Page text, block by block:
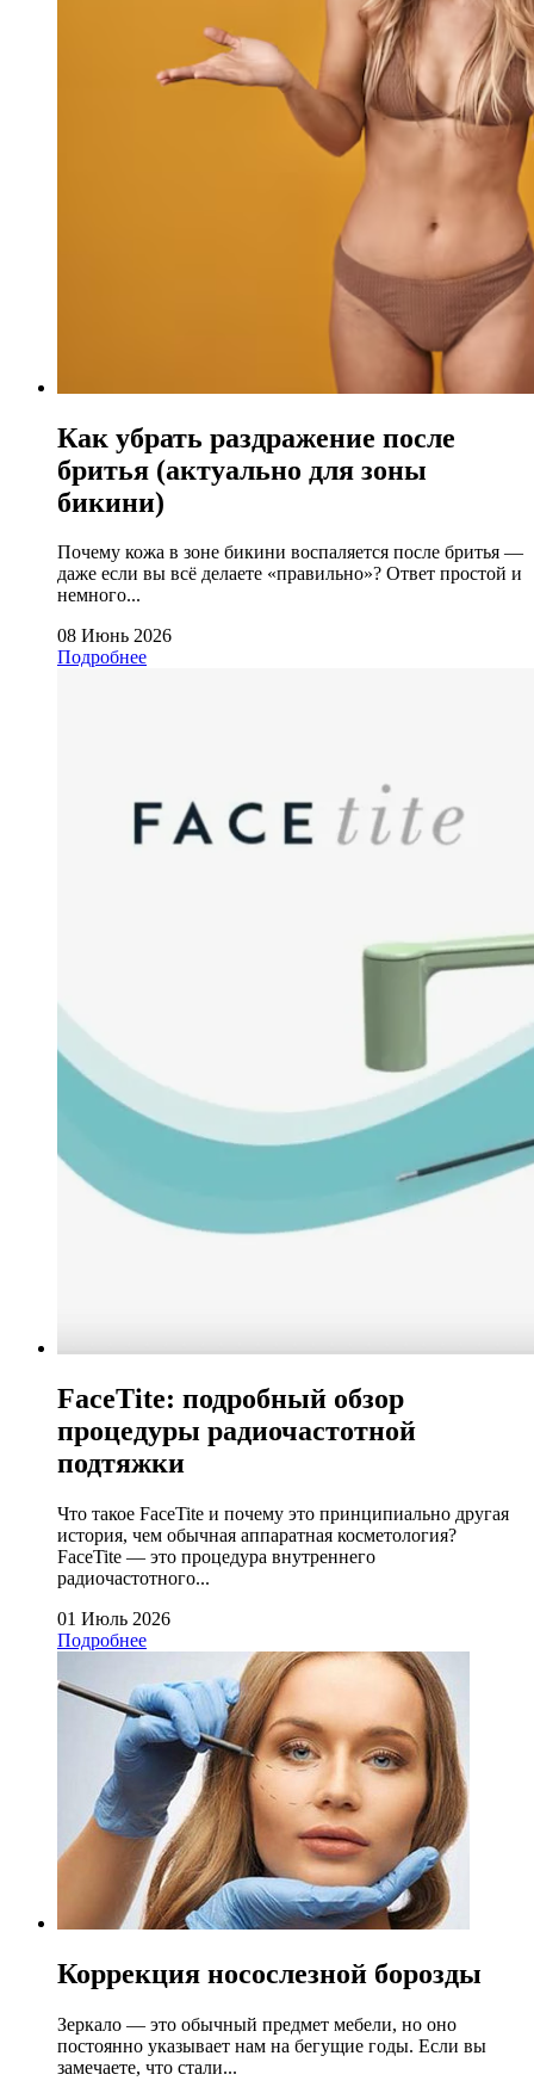
Как убрать раздражение после
бритья (актуально для зоны
бикини)
Почему кожа в зоне бикини воспаляется после бритья —
даже если вы всё делаете «правильно»? Ответ простой и
немного...
08 Июнь 2026
Подробнее
FaceTite: подробный обзор
процедуры радиочастотной
подтяжки
Что такое FaceTite и почему это принципиально другая
история, чем обычная аппаратная косметология?
FaceTite — это процедура внутреннего
радиочастотного...
01 Июль 2026
Подробнее
Коррекция носослезной борозды
Зеркало — это обычный предмет мебели, но оно
постоянно указывает нам на бегущие годы. Если вы
замечаете, что стали...